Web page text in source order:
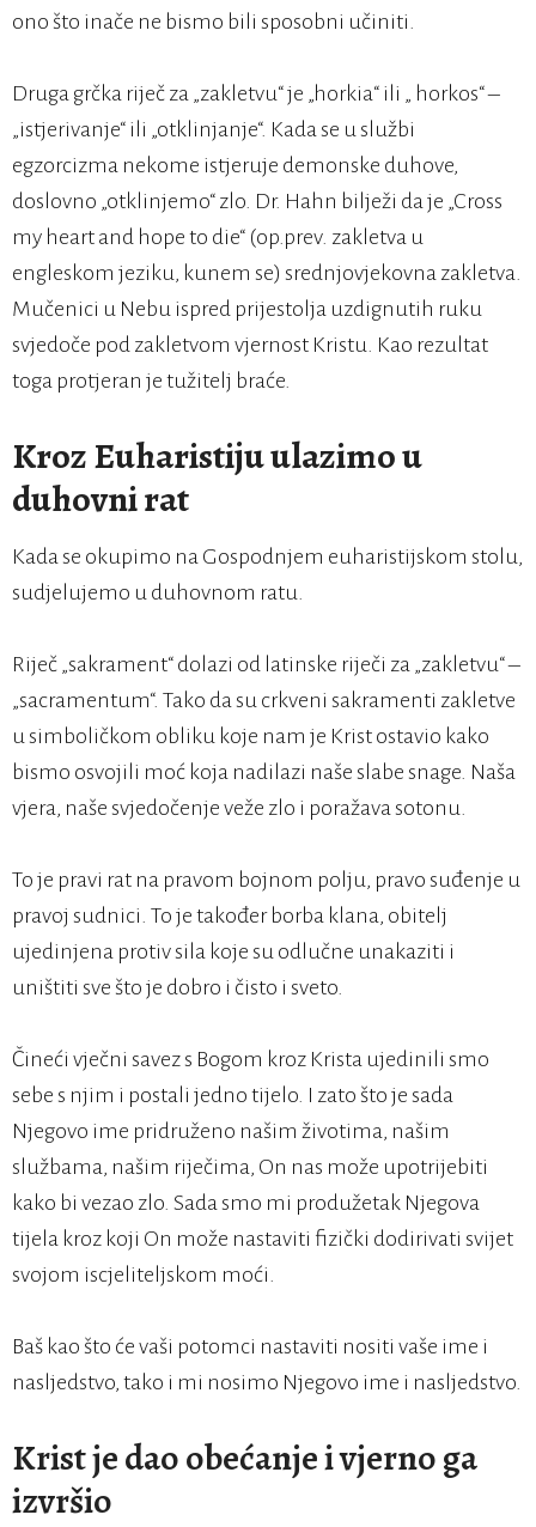
ono što inače ne bismo bili sposobni učiniti.
Druga grčka riječ za „zakletvu“ je „horkia“ ili „ horkos“ –
„istjerivanje“ ili „otklinjanje“. Kada se u službi
egzorcizma nekome istjeruje demonske duhove,
doslovno „otklinjemo“ zlo. Dr. Hahn bilježi da je „Cross
my heart and hope to die“ (op.prev. zakletva u
engleskom jeziku, kunem se) srednjovjekovna zakletva.
Mučenici u Nebu ispred prijestolja uzdignutih ruku
svjedoče pod zakletvom vjernost Kristu. Kao rezultat
toga protjeran je tužitelj braće.
Kroz Euharistiju ulazimo u
duhovni rat
Kada se okupimo na Gospodnjem euharistijskom stolu,
sudjelujemo u duhovnom ratu.
Riječ „sakrament“ dolazi od latinske riječi za „zakletvu“ –
„sacramentum“. Tako da su crkveni sakramenti zakletve
u simboličkom obliku koje nam je Krist ostavio kako
bismo osvojili moć koja nadilazi naše slabe snage. Naša
vjera, naše svjedočenje veže zlo i poražava sotonu.
To je pravi rat na pravom bojnom polju, pravo suđenje u
pravoj sudnici. To je također borba klana, obitelj
ujedinjena protiv sila koje su odlučne unakaziti i
uništiti sve što je dobro i čisto i sveto.
Čineći vječni savez s Bogom kroz Krista ujedinili smo
sebe s njim i postali jedno tijelo. I zato što je sada
Njegovo ime pridruženo našim životima, našim
službama, našim riječima, On nas može upotrijebiti
kako bi vezao zlo. Sada smo mi produžetak Njegova
tijela kroz koji On može nastaviti fizički dodirivati svijet
svojom iscjeliteljskom moći.
Baš kao što će vaši potomci nastaviti nositi vaše ime i
nasljedstvo, tako i mi nosimo Njegovo ime i nasljedstvo.
Krist je dao obećanje i vjerno ga
izvršio